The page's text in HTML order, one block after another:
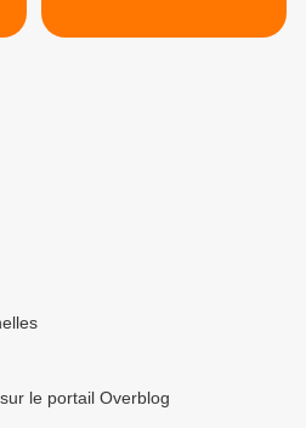
le portail Overblog